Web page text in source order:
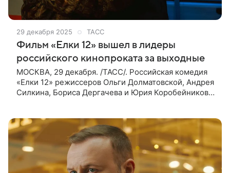
29 декабря 2025 ТАСС
Фильм «Елки 12» вышел в лидеры
российского кинопроката за выходные
МОСКВА, 29 декабря. /ТАСС/. Российская комедия
«Елки 12» режиссеров Ольги Долматовской, Андрея
Силкина, Бориса Дергачева и Юрия Коробейникова